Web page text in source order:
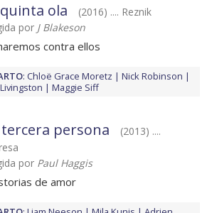
ola
(2016) .... Reznik
por J Blakeson
contra ellos
: Chloë Grace Moretz
Nick Robinson
Maggie Siff
tercera persona
(2013) ....
por Paul Haggis
de amor